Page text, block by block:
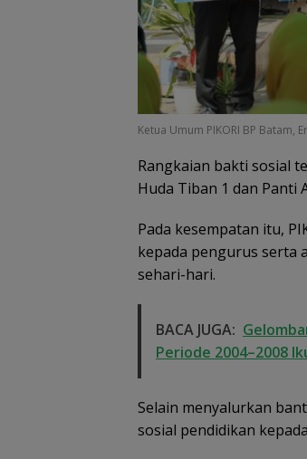
Ketua Umum PIKORI BP
Rangkaian bakti sosial
Huda Tiban 1 dan Panti
Pada kesempatan itu,
kepada pengurus serta
sehari-hari.
BACA JUGA:
Periode 2004–2008
Selain menyalurkan
sosial pendidikan